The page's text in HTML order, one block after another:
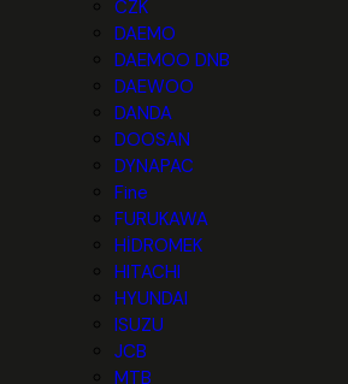
CZK
DAEMO
DAEMOO DNB
DAEWOO
DANDA
DOOSAN
DYNAPAC
Fine
FURUKAWA
HİDROMEK
HITACHI
HYUNDAI
ISUZU
JCB
MTB